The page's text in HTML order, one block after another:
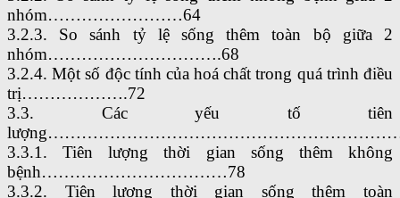
nhóm……………………64
3.2.3. So sánh tỷ lệ sống thêm toàn bộ giữa 2
nhóm………………………….68
3.2.4. Một số độc tính của hoá chất trong quá trình điều
trị……………….72
3.3. Các yếu tố tiên
3.3.1. Tiên lượng thời gian sống thêm không
bệnh……………………………78
3.3.2. Tiên lượng thời gian sống thêm toàn